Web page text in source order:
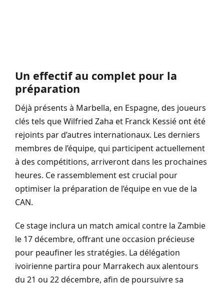
Un effectif au complet pour la
préparation
Déjà présents à Marbella, en Espagne, des joueurs
clés tels que Wilfried Zaha et Franck Kessié ont été
rejoints par d’autres internationaux. Les derniers
membres de l’équipe, qui participent actuellement
à des compétitions, arriveront dans les prochaines
heures. Ce rassemblement est crucial pour
optimiser la préparation de l’équipe en vue de la
CAN.
Ce stage inclura un match amical contre la Zambie
le 17 décembre, offrant une occasion précieuse
pour peaufiner les stratégies. La délégation
ivoirienne partira pour Marrakech aux alentours
du 21 ou 22 décembre, afin de poursuivre sa